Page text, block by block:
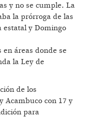
y no se cumple. La
la prórroga de las
estatal y Domingo
áreas donde se
la Ley de
de los
Acambuco con 17 y
para